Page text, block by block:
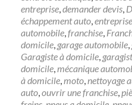
entreprise,demander devis,
échappement auto,
automobile,franchise,
domicile, garage automobile,
Garagiste à domicile,
domicile,mécanique
à domicile,moto,nettoyage
auto,ouvrir une franchise,